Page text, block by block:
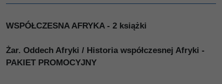
WSPÓŁCZESNA AFRYKA - 2 książki
Żar. Oddech Afryki / Historia współczesnej Afryki -
PAKIET PROMOCYJNY